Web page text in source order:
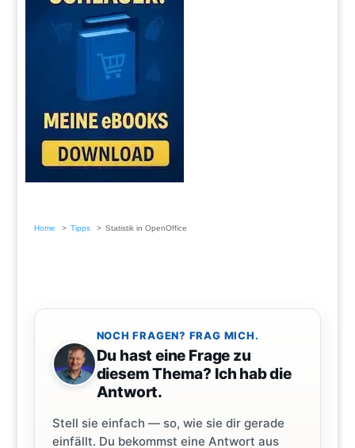
Home Tipps Statistik in OpenOffice
NOCH FRAGEN? FRAG MICH.
Du hast eine Frage zu
diesem Thema? Ich hab die
Antwort.
Stell sie einfach — so, wie sie dir gerade
einfällt. Du bekommst eine Antwort aus